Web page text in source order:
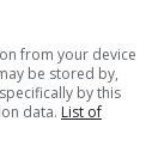
from your device
be stored by,
by this
data. List of